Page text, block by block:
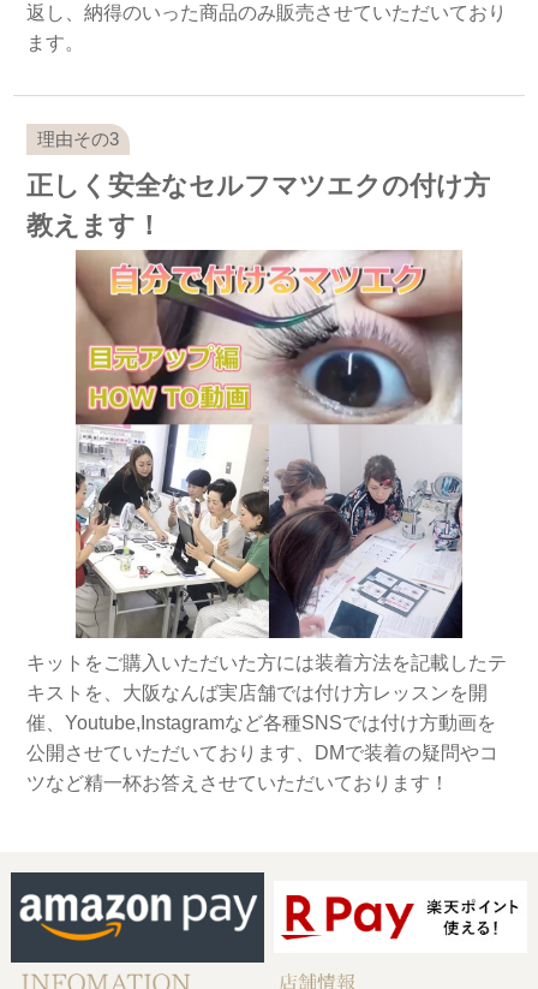
返し、納得のいった商品のみ販売させていただいており
ます。
正しく安全なセルフマツエクの付け方
教えます！
キットをご購入いただいた方には装着方法を記載したテ
キストを、大阪なんば実店舗では付け方レッスンを開
催、Youtube,Instagramなど各種SNSでは付け方動画を
公開させていただいております、DMで装着の疑問やコ
ツなど精一杯お答えさせていただいております！